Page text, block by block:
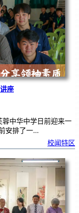
座
中华中学日前迎来一
安排了一…
校闻特区